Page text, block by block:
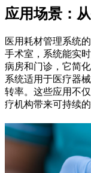
应用场景：
医用耗材管理系统
手术室，系统能实
病房和门诊，它简
系统适用于医疗器
转率。这些应用不
疗机构带来可持续的